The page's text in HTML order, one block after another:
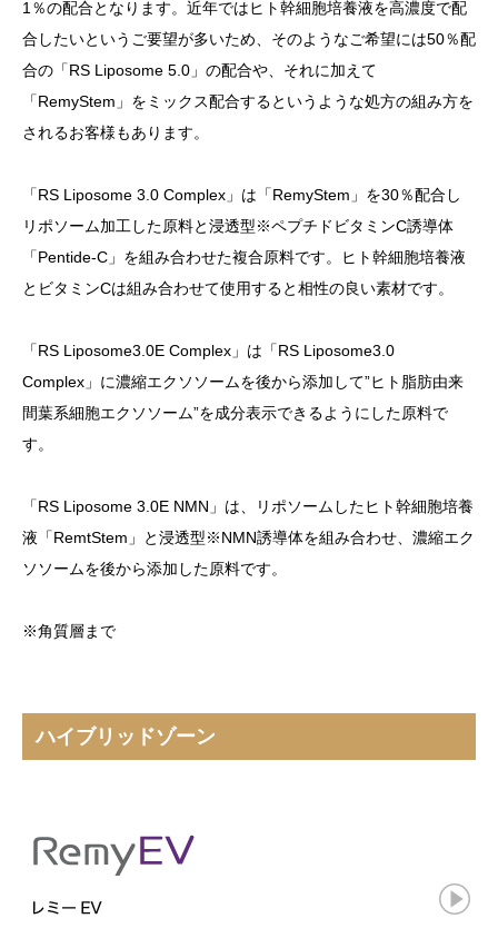
1％の配合となります。近年ではヒト幹細胞培養液を高濃度で配
合したいというご要望が多いため、そのようなご希望には50％配
合の「RS Liposome 5.0」の配合や、それに加えて
「RemyStem」をミックス配合するというような処方の組み方を
されるお客様もあります。
「RS Liposome 3.0 Complex」は「RemyStem」を30％配合し
リポソーム加工した原料と浸透型※ペプチドビタミンC誘導体
「Pentide-C」を組み合わせた複合原料です。ヒト幹細胞培養液
とビタミンCは組み合わせて使用すると相性の良い素材です。
「RS Liposome3.0E Complex」は「RS Liposome3.0
Complex」に濃縮エクソソームを後から添加して”ヒト脂肪由来
間葉系細胞エクソソーム”を成分表示できるようにした原料で
す。
「RS Liposome 3.0E NMN」は、リポソームしたヒト幹細胞培養
液「RemtStem」と浸透型※NMN誘導体を組み合わせ、濃縮エク
ソソームを後から添加した原料です。
※角質層まで
ハイブリッドゾーン